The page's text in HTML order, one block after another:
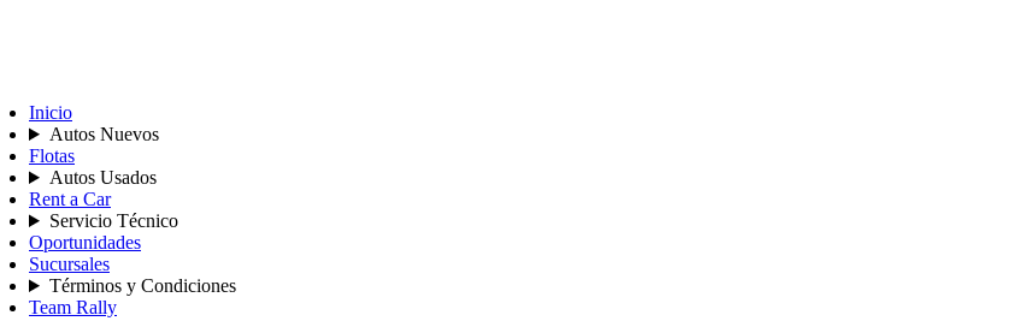
Inicio
Autos Nuevos
Flotas
Autos Usados
Rent a Car
Servicio Técnico
Oportunidades
Sucursales
Términos y Condiciones
Team Rally